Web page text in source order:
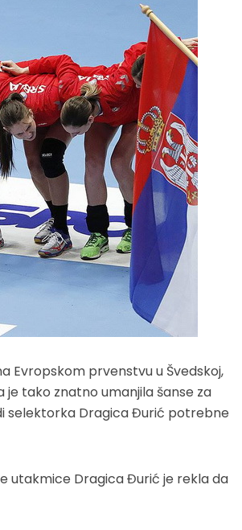
Evropskom prvenstvu u Švedskoj,
je tako znatno umanjila šanse za
selektorka Dragica Đurić potrebne
utakmice Dragica Đurić je rekla da